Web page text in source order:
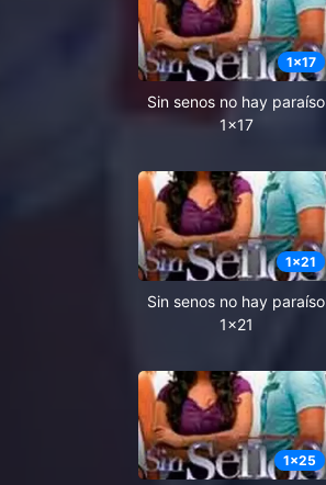
1x17
Sin senos no hay paraíso
1x17
1x21
Sin senos no hay paraíso
1x21
1x25